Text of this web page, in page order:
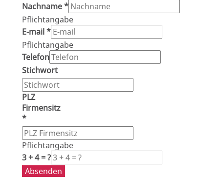
Nachname*
Pflichtangabe
E-mail*
Pflichtangabe
Telefon
Stichwort
PLZ
Firmensitz
*
Pflichtangabe
3 + 4 = ?
Absenden